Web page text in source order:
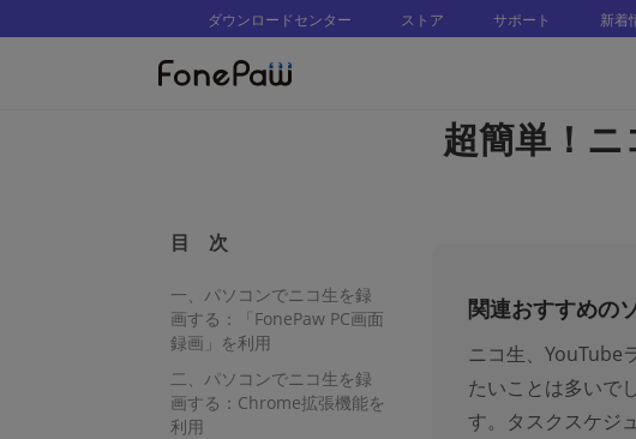
ダウンロードセンター ストア サポート 新着
超簡単！
目 次
一、パソコンでニコ生を録
画する：「FonePaw PC画面
録画」を利用
二、パソコンでニコ生を録
画する：Chrome拡張機能を
利用
関連おすすめの
ニコ生、YouTube
たいことは多いで
す。タスクスケジ